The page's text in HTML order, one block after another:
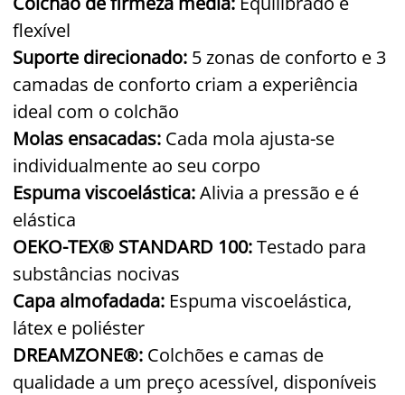
flexível
Suporte direcionado: 5 zonas de conforto e 3
camadas de conforto criam a experiência
ideal com o colchão
Molas ensacadas: Cada mola ajusta-se
individualmente ao seu corpo
Espuma viscoelástica:Alivia a pressão e é
elástica
OEKO-TEX® STANDARD 100:Testado para
substâncias nocivas
Capa almofadada: Espuma viscoelástica,
látex e poliéster
DREAMZONE®: Colchões e camas de
qualidade a um preço acessível, disponíveis